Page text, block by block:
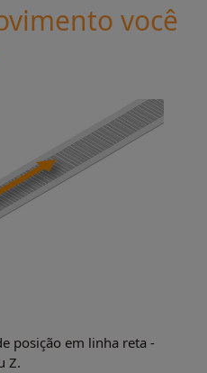
você
posição em linha reta -
Z.